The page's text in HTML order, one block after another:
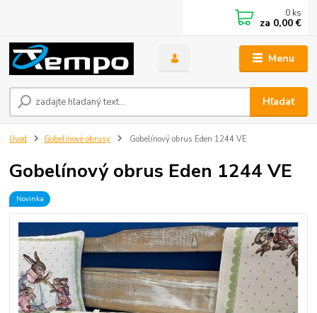
Menu
Hľadať
0 ks
za 0,00 €
Úvod Gobelínové obrusy Gobelínový obrus Eden 1244 VE
Gobelínový obrus Eden 1244 VE
Novinka